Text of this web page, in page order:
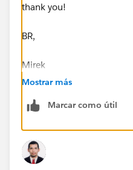
thank you!
BR,
Mirek
Mostrar más
Marcar como útil